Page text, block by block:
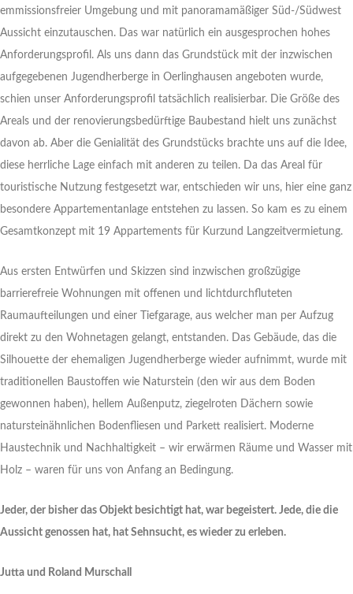
emmissionsfreier Umgebung und mit panoramamäßiger Süd-/Südwest
Aussicht einzutauschen. Das war natürlich ein ausgesprochen hohes
Anforderungsprofil. Als uns dann das Grundstück mit der inzwischen
aufgegebenen Jugendherberge in Oerlinghausen angeboten wurde,
schien unser Anforderungsprofil tatsächlich realisierbar. Die Größe des
Areals und der renovierungsbedürftige Baubestand hielt uns zunächst
davon ab. Aber die Genialität des Grundstücks brachte uns auf die Idee,
diese herrliche Lage einfach mit anderen zu teilen. Da das Areal für
touristische Nutzung festgesetzt war, entschieden wir uns, hier eine ganz
besondere Appartementanlage entstehen zu lassen. So kam es zu einem
Gesamtkonzept mit 19 Appartements für Kurzund Langzeitvermietung.
Aus ersten Entwürfen und Skizzen sind inzwischen großzügige
barrierefreie Wohnungen mit offenen und lichtdurchfluteten
Raumaufteilungen und einer Tiefgarage, aus welcher man per Aufzug
direkt zu den Wohnetagen gelangt, entstanden. Das Gebäude, das die
Silhouette der ehemaligen Jugendherberge wieder aufnimmt, wurde mit
traditionellen Baustoffen wie Naturstein (den wir aus dem Boden
gewonnen haben), hellem Außenputz, ziegelroten Dächern sowie
natursteinähnlichen Bodenfliesen und Parkett realisiert. Moderne
Haustechnik und Nachhaltigkeit – wir erwärmen Räume und Wasser mit
Holz – waren für uns von Anfang an Bedingung.
Jeder, der bisher das Objekt besichtigt hat, war begeistert. Jede, die die
Aussicht genossen hat, hat Sehnsucht, es wieder zu erleben.
Jutta und Roland Murschall